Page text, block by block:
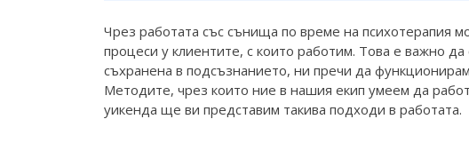
Чрез работата със сънища по време на психотерапия
процеси у клиентите, с които работим. Това е важно
съхранена в подсъзнанието, ни пречи да
Методите, чрез които ние в нашия екип умеем да
уикенда ще ви представим такива подходи в работата.